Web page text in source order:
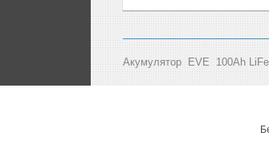
Акумулятор EVE 100Ah